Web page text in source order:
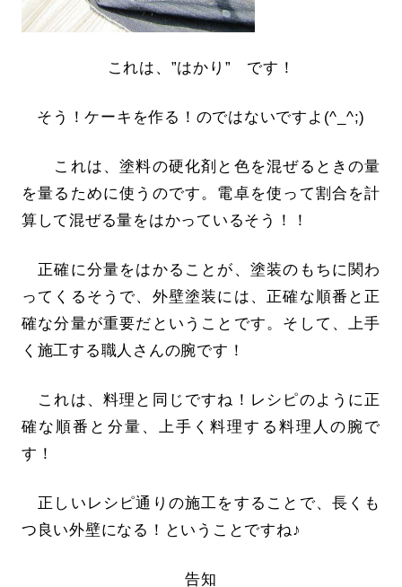
これは、”はかり” です！
そう！ケーキを作る！のではないですよ(^_^;)
これは、塗料の硬化剤と色を混ぜるときの量
を量るために使うのです。電卓を使って割合を計
算して混ぜる量をはかっているそう！！
正確に分量をはかることが、塗装のもちに関わ
ってくるそうで、外壁塗装には、正確な順番と正
確な分量が重要だということです。そして、上手
く施工する職人さんの腕です！
これは、料理と同じですね！レシピのように正
確な順番と分量、上手く料理する料理人の腕で
す！
正しいレシピ通りの施工をすることで、長くも
つ良い外壁になる！ということですね♪
告知